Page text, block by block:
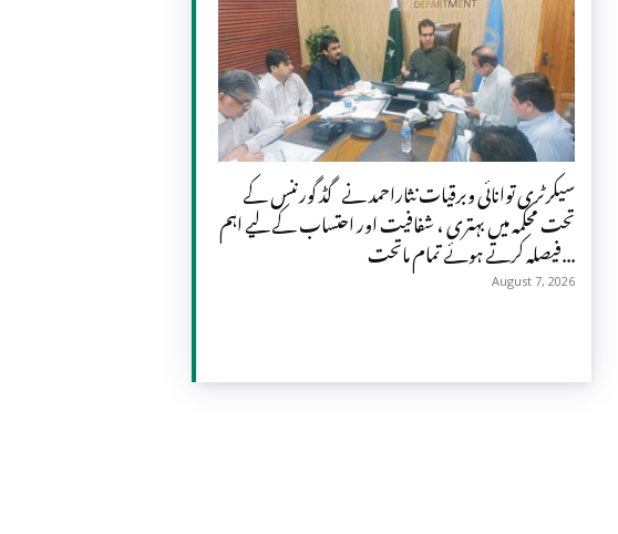
سیکرٹری توانائی وبرقیات نثاراحمد نے گڈ گورننس کے
تحت محکمہ میں بہتری ، شفافیت اور احتساب کے لیے اہم
فیصلہ کرتے ہوئے تمام ماتحت...
August 7, 2026